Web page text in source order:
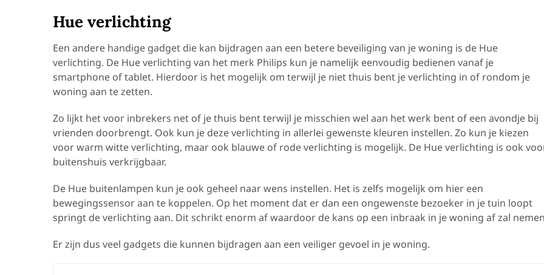
Hue verlichting
Een andere handige gadget die kan bijdragen aan een betere beveiliging van je woning is de Hue
verlichting. De Hue verlichting van het merk Philips kun je namelijk eenvoudig bedienen vanaf je
smartphone of tablet. Hierdoor is het mogelijk om terwijl je niet thuis bent je verlichting in of rondom je
woning aan te zetten.
Zo lijkt het voor inbrekers net of je thuis bent terwijl je misschien wel aan het werk bent of een avondje bij
vrienden doorbrengt. Ook kun je deze verlichting in allerlei gewenste kleuren instellen. Zo kun je kiezen
voor warm witte verlichting, maar ook blauwe of rode verlichting is mogelijk. De Hue verlichting is ook
buitenshuis verkrijgbaar.
De Hue buitenlampen kun je ook geheel naar wens instellen. Het is zelfs mogelijk om hier een
bewegingssensor aan te koppelen. Op het moment dat er dan een ongewenste bezoeker in je tuin loopt
springt de verlichting aan. Dit schrikt enorm af waardoor de kans op een inbraak in je woning af zal
Er zijn dus veel gadgets die kunnen bijdragen aan een veiliger gevoel in je woning.